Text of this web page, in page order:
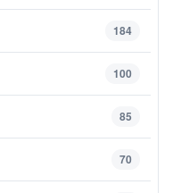
184
100
85
70